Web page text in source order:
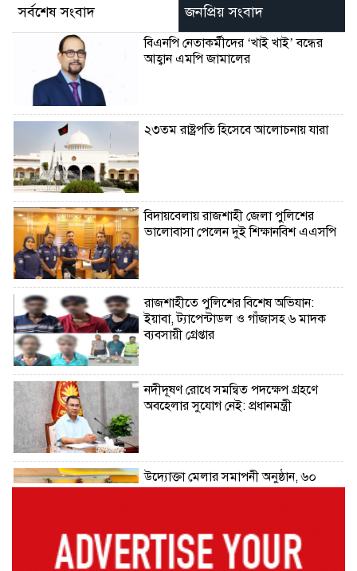
সর্বশেষ সংবাদ জনপ্রিয় সংবাদ
বিএনপি নেতাকর্মীদের ‘খাই খাই’ বন্ধের
আহ্বান এমপি জামালের
২৩তম রাষ্ট্রপতি হিসেবে আলোচনায় যারা
বিদায়বেলায় রাজশাহী জেলা পুলিশের
ভালোবাসা পেলেন দুই শিক্ষানবিশ এএসপি
রাজশাহীতে পুলিশের বিশেষ অভিযান:
ইয়াবা, ট্যাপেন্টাডল ও গাঁজাসহ ৬ মাদক
ব্যবসায়ী গ্রেপ্তার
নদীদূষণ রোধে সমন্বিত পদক্ষেপ গ্রহণে
অবহেলার সুযোগ নেই: প্রধানমন্ত্রী
উদ্যোক্তা মেলার সমাপনী অনুষ্ঠান, ৬০
রংপুরে চলন্ত ট্রেনে উঠতে গিয়ে কাটা পড়ে